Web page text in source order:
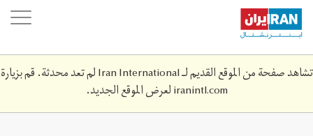
Skip
main
content
تشاهد صفحة من الموقع القديم لـ Iran International لم تعد محدثة. قم بزيارة
iranintl.comلعرض الموقع الجديد.